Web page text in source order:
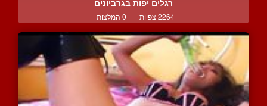
2264 צפיות | 0 המלצות